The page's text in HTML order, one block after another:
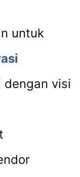
untuk
dengan visi